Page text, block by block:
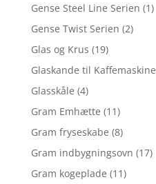
Gense Steel Line Serien (1)
Gense Twist Serien (2)
Glas og Krus (19)
Glaskande til Kaffemaskine
Glasskåle (4)
Gram Emhætte (11)
Gram fryseskabe (8)
Gram indbygningsovn (17)
Gram kogeplade (11)